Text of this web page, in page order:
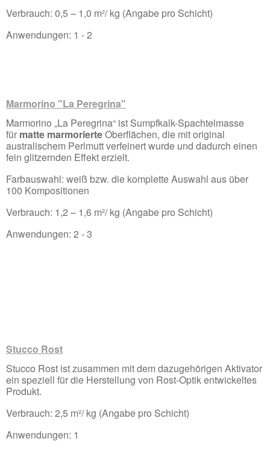
Verbrauch: 0,5 – 1,0 m²/ kg (Angabe pro Schicht)
Anwendungen: 1 - 2
Marmorino "La Peregrina"
Marmorino „La Peregrina“ ist Sumpfkalk-Spachtelmasse
für matte marmorierteOberflächen, die mit original
australischem Perlmutt verfeinert wurde und dadurch einen
fein glitzernden Effekt erzielt.
Farbauswahl: weiß bzw. die komplette Auswahl aus über
100 Kompositionen
Verbrauch: 1,2 – 1,6 m²/ kg (Angabe pro Schicht)
Anwendungen: 2 - 3
Stucco Rost
Stucco Rost ist zusammen mit dem dazugehörigen Aktivator
ein speziell für die Herstellung von Rost-Optik entwickeltes
Produkt.
Verbrauch: 2,5 m²/ kg (Angabe pro Schicht)
Anwendungen: 1